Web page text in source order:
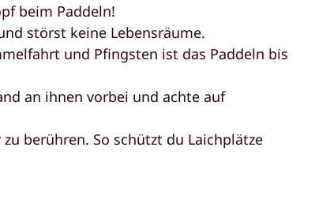
beim Paddeln!
störst keine Lebensräume.
und Pfingsten ist das Paddeln bis
an ihnen vorbei und achte auf
berühren. So schützt du Laichplätze